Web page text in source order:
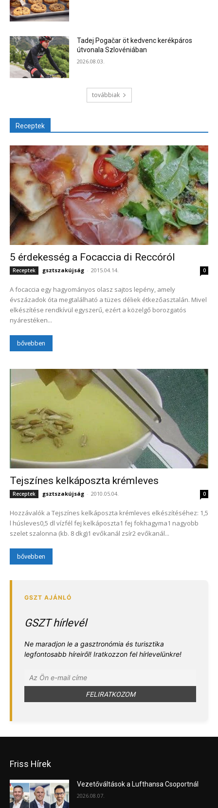
Tadej Pogačar öt kedvenc kerékpáros
útvonala Szlovéniában
2026.08.03.
továbbiak
Receptek
5 érdekesség a Focaccia di Reccóról
Receptek gsztszakújság - 2015.04.14. 0
A focaccia egy hagyományos olasz sajtos lepény, amely
évszázadok óta megtalálható a tüzes déliek étkezőasztalán. Mivel
elkészítése rendkívül egyszerű, ezért a közelgő borozgatós
nyárestéken...
bővebben
Tejszínes kelkáposzta krémleves
Receptek gsztszakújság - 2010.05.04. 0
Hozzávalók a Tejszínes kelkáposzta krémleves elkészítéséhez: 1,5
l húsleves0,5 dl vízfél fej kelkáposzta1 fej fokhagyma1 nagyobb
szelet szalonna (kb. 8 dkg)1 evőkanál zsír2 evőkanál...
bővebben
GSZT hírlevél
Ne maradjon le a gasztronómia és turisztika
legfontosabb híreiről! Iratkozzon fel hírlevelünkre!
Friss Hírek
Vezetőváltások a Lufthansa Csoportnál
2026.08.07.